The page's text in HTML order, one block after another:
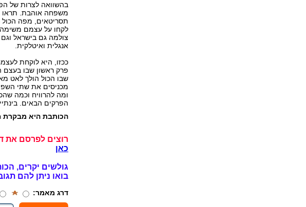
בהשוואה לצרות של
משפחה אוהבת. תראו
תסריטאים, מפה הכול
לקחו על עצמם משימה
צולמה גם בישראל
אנגלית ואיטלקית.
ככזו, היא לוקחת
פרק ראשון שבו בעצם
שבו הכול הולך לאט
מכניסים את שתי
ומה להרוויח וכמה
הפרקים הבאים.
הכותבת היא מבקרת
רוצים לפרסם את
כאן
גולשים יקרים,
בואו ניתן להם
דרג מאמר: